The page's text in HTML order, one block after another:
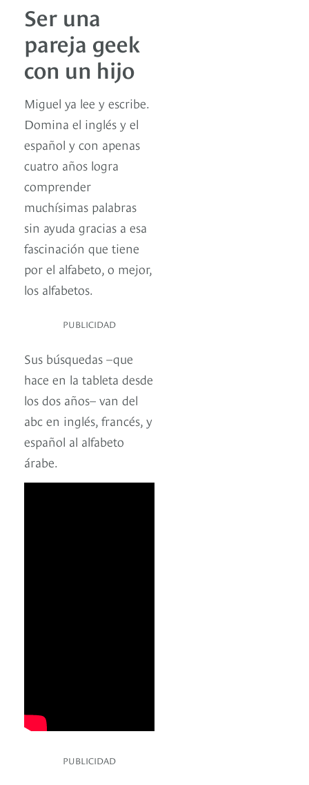
Ser una
pareja geek
con un hijo
Miguel ya lee y escribe.
Domina el inglés y el
español y con apenas
cuatro años logra
comprender
muchísimas palabras
sin ayuda gracias a esa
fascinación que tiene
por el alfabeto, o mejor,
los alfabetos.
PUBLICIDAD
Sus búsquedas –que
hace en la tableta desde
los dos años– van del
abc en inglés, francés, y
español al alfabeto
árabe.
PUBLICIDAD